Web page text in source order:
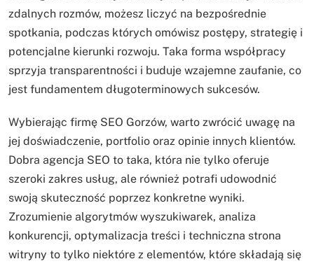
zdalnych rozmów, możesz liczyć na bezpośrednie
spotkania, podczas których omówisz postępy, strategię i
potencjalne kierunki rozwoju. Taka forma współpracy
sprzyja transparentności i buduje wzajemne zaufanie, co
jest fundamentem długoterminowych sukcesów.
Wybierając firmę SEO Gorzów, warto zwrócić uwagę na
jej doświadczenie, portfolio oraz opinie innych klientów.
Dobra agencja SEO to taka, która nie tylko oferuje
szeroki zakres usług, ale również potrafi udowodnić
swoją skuteczność poprzez konkretne wyniki.
Zrozumienie algorytmów wyszukiwarek, analiza
konkurencji, optymalizacja treści i techniczna strona
witryny to tylko niektóre z elementów, które składają się